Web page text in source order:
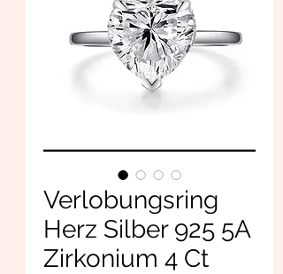
Verlobungsring
Herz Silber 925 5A
Zirkonium 4 Ct